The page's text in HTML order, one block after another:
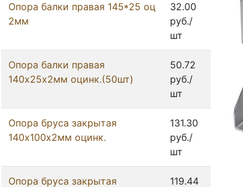
Опора балки правая 145*25 оц
2мм
32.00
руб./
шт
Опора балки правая
140х25х2мм оцинк.(50шт)
50.72
руб./
шт
Опора бруса закрытая
140х100х2мм оцинк.
131.30
руб./
шт
Опора бруса закрытая
119.44